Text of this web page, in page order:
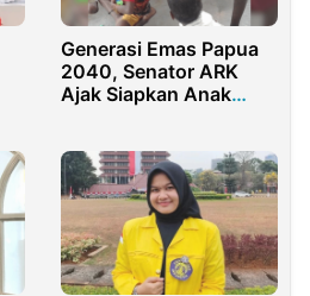
Generasi Emas Papua
2040, Senator ARK
Ajak Siapkan Anak